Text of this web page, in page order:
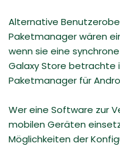
Alternative
Paketmanager wären
wenn sie eine
Galaxy Store betrachte
Paketmanager für
Wer eine Software zur
mobilen Geräten
Möglichkeiten der